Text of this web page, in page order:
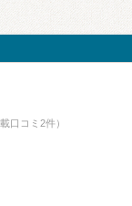
口コミ2件）